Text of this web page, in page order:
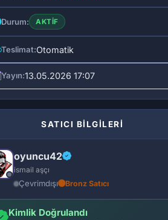
Durum: AKTIF
Teslimat:Otomatik
Yayın:13.05.2026 17:07
SATICI BİLGİLERİ
oyuncu42
ismail aşçı
Çevrimdışı Bronz Satıcı
Kimlik Doğrulandı